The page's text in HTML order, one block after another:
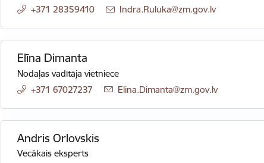
+371 28359410
E-pasts:
Indra.Ruluka@zm.gov.lv
Elīna Dimanta
Nodaļas vadītāja vietniece
+371 67027237
E-pasts:
Elina.Dimanta@zm.gov.lv
Andris Orlovskis
Vecākais eksperts